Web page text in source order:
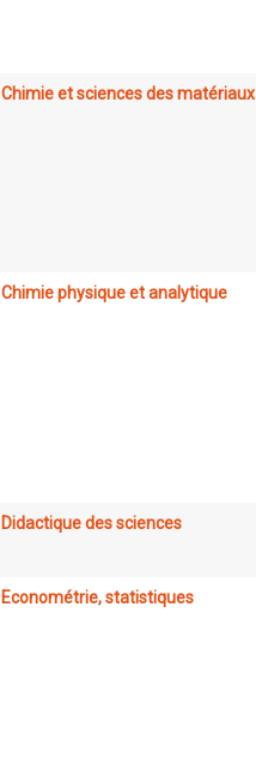
Chimie et sciences des matériaux
Chimie physique et analytique
Didactique des sciences
Econométrie, statistiques